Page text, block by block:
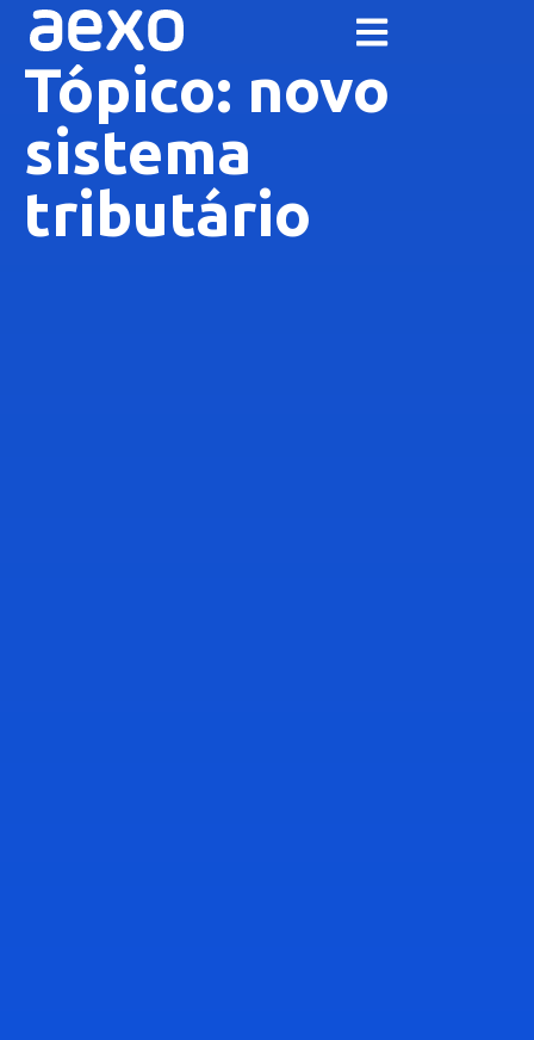
Tópico: novo
sistema
tributário